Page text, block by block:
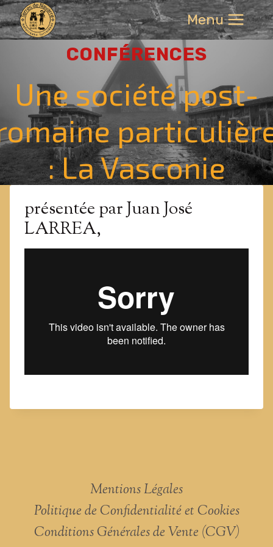
Aller
au
contenu
Menu
CONFÉRENCES
Une société post-
: La Vasconie
présentée par Juan José
LARREA,
Mentions Légales
Politique de Confidentialité et Cookies
Conditions Générales de Vente (CGV)